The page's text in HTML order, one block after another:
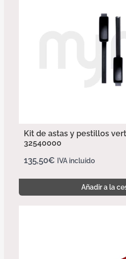
Kit de astas y pestillos
32540000
135,50€ IVA incluido
Añadir a la